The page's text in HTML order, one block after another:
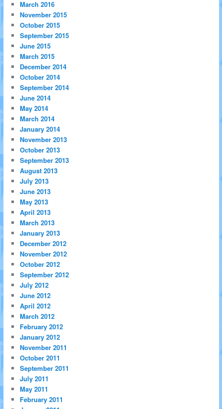
March 2016
November 2015
October 2015
September 2015
June 2015
March 2015
December 2014
October 2014
September 2014
June 2014
May 2014
March 2014
January 2014
November 2013
October 2013
September 2013
August 2013
July 2013
June 2013
May 2013
April 2013
March 2013
January 2013
December 2012
November 2012
October 2012
September 2012
July 2012
June 2012
April 2012
March 2012
February 2012
January 2012
November 2011
October 2011
September 2011
July 2011
May 2011
February 2011